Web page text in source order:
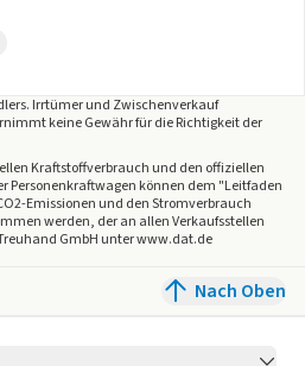
. Irrtümer und Zwischenverkauf
keine Gewähr für die Richtigkeit der
Kraftstoffverbrauch und den offiziellen
Personenkraftwagen können dem "Leitfaden
Emissionen und den Stromverbrauch
werden, der an allen Verkaufsstellen
GmbH unter www.dat.de
Nach Oben